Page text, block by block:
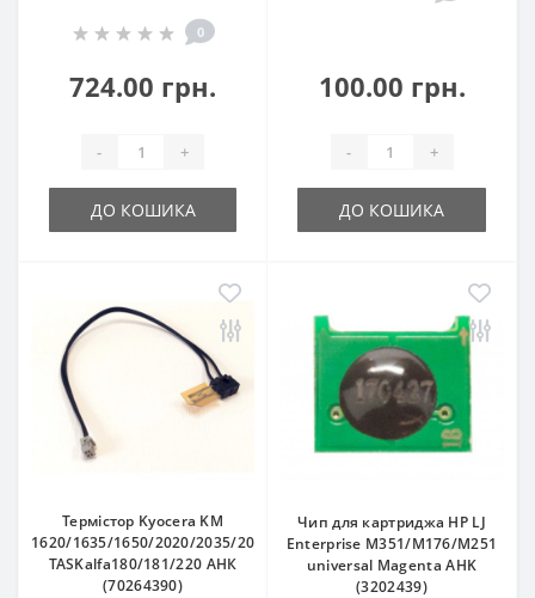
0
724.00 грн.
- +
ДО КОШИКА
100.00 грн.
- +
ДО КОШИКА
Термістор Kyocera KM
1620/1635/1650/2020/2035/2050/3040/2560/3060
TASKalfa180/181/220 АНК
(70264390)
Чип для картриджа HP LJ
Enterprise M351/M176/M251
universal Magenta AHK
(3202439)